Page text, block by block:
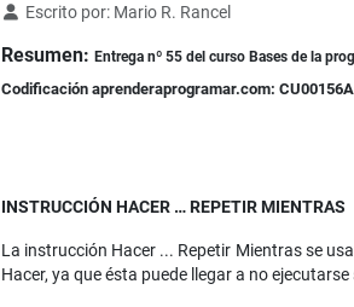
Detalles
Escrito por: Mario R. Rancel
Resumen: Entrega nº 55 del curso Bases de la
Codificación aprenderaprogramar.com: CU00156A
INSTRUCCIÓN HACER … REPETIR MIENTRAS
La instrucción Hacer ... Repetir Mientras se
Hacer, ya que ésta puede llegar a no